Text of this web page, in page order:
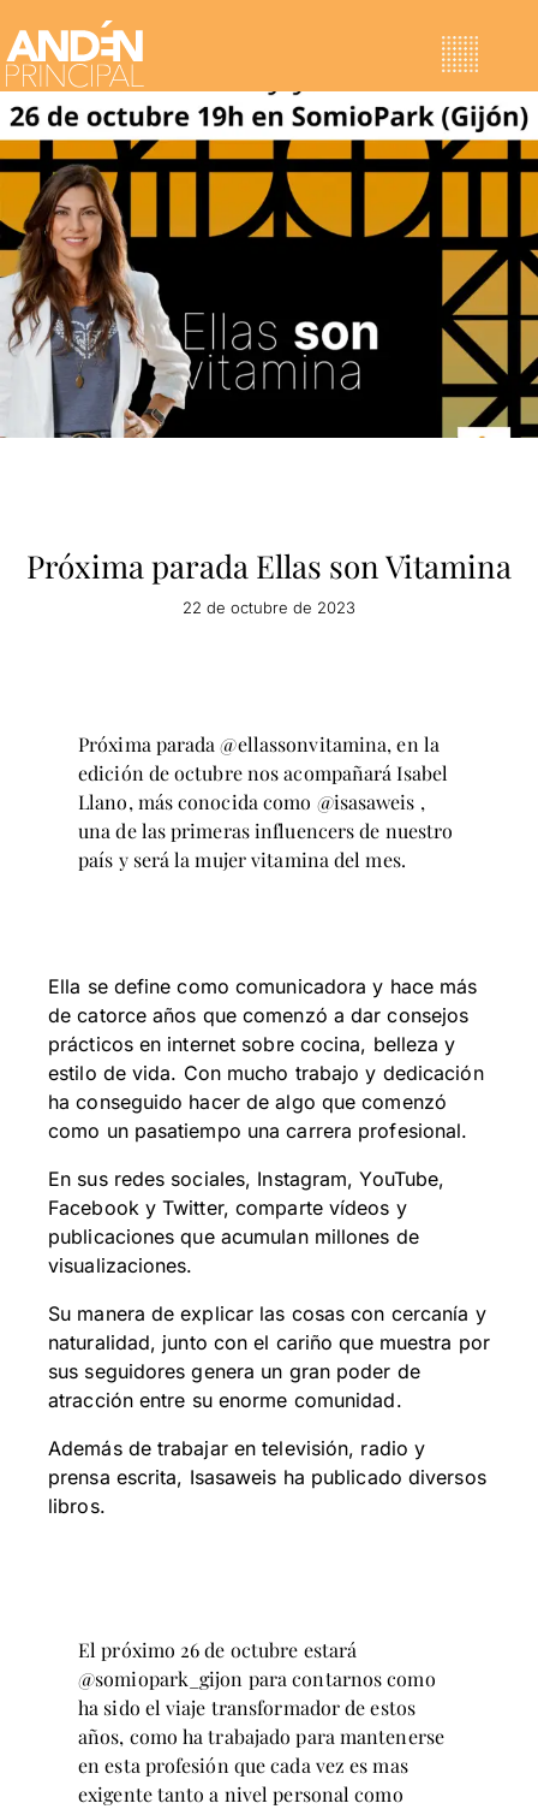
Próxima parada Ellas son Vitamina
22 de octubre de 2023
Próxima parada @ellassonvitamina, en la
edición de octubre nos acompañará Isabel
Llano, más conocida como @isasaweis ,
una de las primeras influencers de nuestro
país y será la mujer vitamina del mes.
Ella se define como comunicadora y hace más
de catorce años que comenzó a dar consejos
prácticos en internet sobre cocina, belleza y
estilo de vida. Con mucho trabajo y dedicación
ha conseguido hacer de algo que comenzó
como un pasatiempo una carrera profesional.
En sus redes sociales, Instagram, YouTube,
Facebook y Twitter, comparte vídeos y
publicaciones que acumulan millones de
visualizaciones.
Su manera de explicar las cosas con cercanía y
naturalidad, junto con el cariño que muestra por
sus seguidores genera un gran poder de
atracción entre su enorme comunidad.
Además de trabajar en televisión, radio y
prensa escrita, Isasaweis ha publicado diversos
libros.
El próximo 26 de octubre estará
@somiopark_gijon para contarnos como
ha sido el viaje transformador de estos
años, como ha trabajado para mantenerse
en esta profesión que cada vez es mas
exigente tanto a nivel personal como
Proyectos
Ellas son Vitamina
Horizontes Sostenibles
Jornadas de Neuroliderazgo
Retiros Corporativos